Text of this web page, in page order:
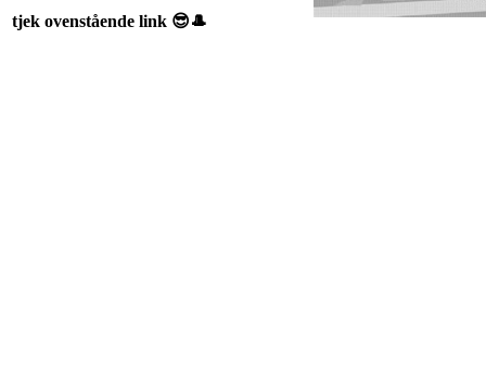
tjek ovenstående link 😎🎩